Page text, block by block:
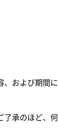
および期間
承のほど、